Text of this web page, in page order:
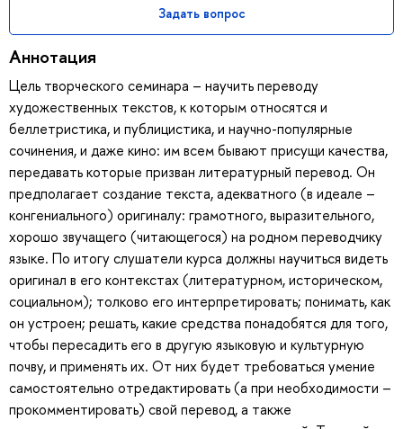
Задать вопрос
Аннотация
Цель творческого семинара – научить переводу
художественных текстов, к которым относятся и
беллетристика, и публицистика, и научно-популярные
сочинения, и даже кино: им всем бывают присущи качества,
передавать которые призван литературный перевод. Он
предполагает создание текста, адекватного (в идеале –
конгениального) оригиналу: грамотного, выразительного,
хорошо звучащего (читающегося) на родном переводчику
языке. По итогу слушатели курса должны научиться видеть
оригинал в его контекстах (литературном, историческом,
социальном); толково его интерпретировать; понимать, как
он устроен; решать, какие средства понадобятся для того,
чтобы пересадить его в другую языковую и культурную
почву, и применять их. От них будет требоваться умение
самостоятельно отредактировать (а при необходимости –
прокомментировать) свой перевод, а также